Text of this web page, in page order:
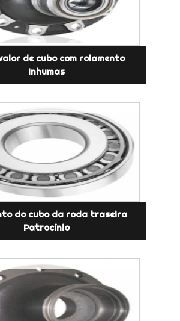
de cubo com rolamento
Inhumas
do cubo da roda traseira
Patrocínio